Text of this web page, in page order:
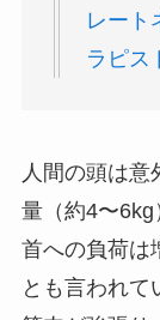
レート
ラピス
人間の頭は意
量（約4〜
首への負荷は
とも言われて